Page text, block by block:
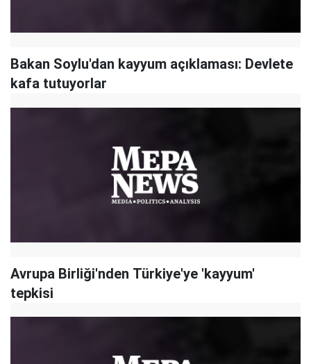
Bakan Soylu'dan kayyum açıklaması: Devlete
kafa tutuyorlar
Avrupa Birliği'nden Türkiye'ye 'kayyum'
tepkisi